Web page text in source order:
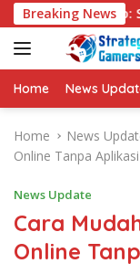
k
p
o
Breaking News
VIVO Y31d Pro:
Home News
Home News
Online Tanpa
News Update
Cara
Online